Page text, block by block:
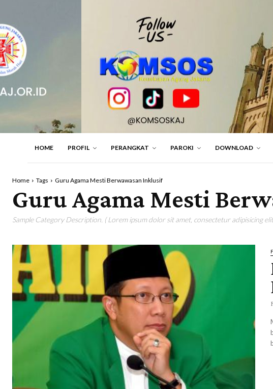
HOME PROFIL PERANGKAT PAROKI DOWNLOAD
Home Tags Guru Agama Mesti Berwawasan Inklusif
Guru Agama Mesti
Sample Category Description. ( Lorem ipsum dolor sit amet, consectetur adipisicing